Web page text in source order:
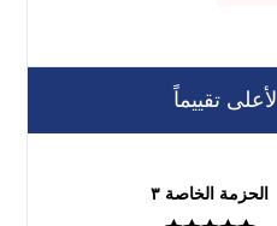
تقييماً
الحزمة الخاصة ٣